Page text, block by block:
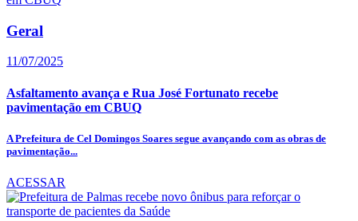
Geral
11/07/2025
Asfaltamento avança e Rua José Fortunato recebe
pavimentação em CBUQ
A Prefeitura de Cel Domingos Soares segue avançando com as obras de
pavimentação...
ACESSAR